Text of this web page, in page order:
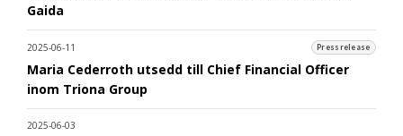
Gaida
2025-06-11 Pressrelease
Maria Cederroth utsedd till Chief Financial Officer
inom Triona Group
2025-06-03